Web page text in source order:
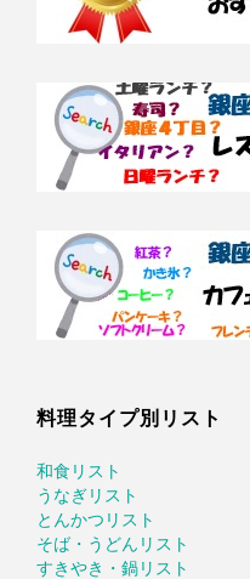
料理タイプ別リスト
和食リスト
うなぎリスト
とんかつリスト
そば・うどんリスト
すきやき・鍋リスト